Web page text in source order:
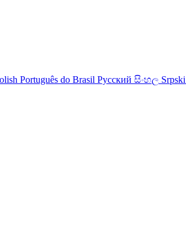
Português do Brasil Русский සිංහල Srpski